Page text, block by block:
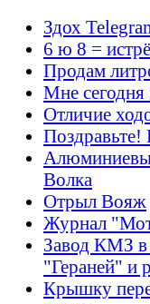
Здох
6 ю 8 =
Продам
Мне сегодня
Отличие
Поздравьте!
Волка
Отрыл Вояж
Журнал
Завод КМЗ в
"Гераней" и
Крышку